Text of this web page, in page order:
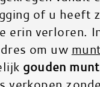
of u heeft
erin verloren.
om uw
gouden